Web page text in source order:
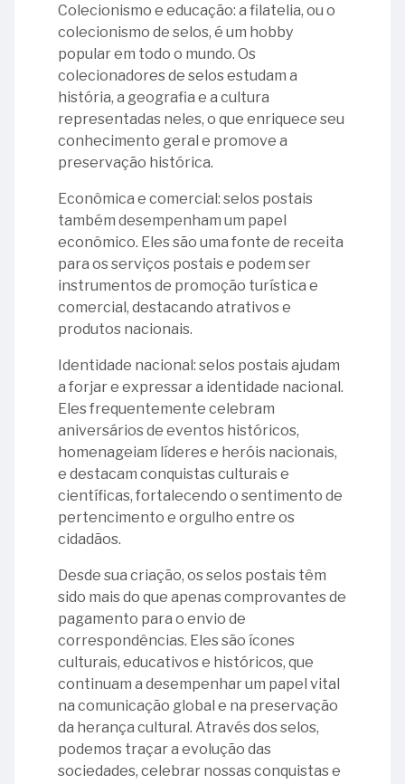
Francisco
Thompson
Flores
28
-
Ministra
Ana
União
27
-
Ministro
Luiz
Octávio
Pires
Albuquerque
Gallotti
29
-
Dia
Nacional
Livro
11
-
Intosai
e
Incosai
20
-
Etelvino
Lins
de
Albuquerque
23
-
Serzedello
Corrêa
26
-
Inauguração
do
Edifício
Sede,
denominado
Palácio
Ruy
Barbosa
30
-
Ministro
Alberto
Hoffmann
25
-
Ministro
Guilherme
Gracindo
Soares
Palmeira
Colecionismo e educação: a filatelia, ou o
colecionismo de selos, é um hobby
popular em todo o mundo. Os
colecionadores de selos estudam a
história, a geografia e a cultura
representadas neles, o que enriquece seu
conhecimento geral e promove a
preservação histórica.
Econômica e comercial: selos postais
também desempenham um papel
econômico. Eles são uma fonte de receita
para os serviços postais e podem ser
instrumentos de promoção turística e
comercial, destacando atrativos e
produtos nacionais.
Identidade nacional: selos postais ajudam
a forjar e expressar a identidade nacional.
Eles frequentemente celebram
aniversários de eventos históricos,
homenageiam líderes e heróis nacionais,
e destacam conquistas culturais e
científicas, fortalecendo o sentimento de
pertencimento e orgulho entre os
cidadãos.
Desde sua criação, os selos postais têm
sido mais do que apenas comprovantes de
pagamento para o envio de
correspondências. Eles são ícones
culturais, educativos e históricos, que
continuam a desempenhar um papel vital
na comunicação global e na preservação
da herança cultural. Através dos selos,
podemos traçar a evolução das
sociedades, celebrar nossas conquistas e